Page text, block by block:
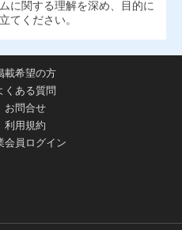
に関する理解を深め、目的に
てください。
載希望の方
くある質問
お問合せ
利用規約
会員ログイン